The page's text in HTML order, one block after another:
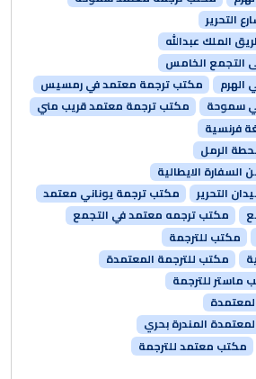
التحرير
الملك عبدالله
التجمع الخامس
مكتب ترجمة معتمد في رمسيس
سموحة
مكتب ترجمة معتمد قريب مني
فرنسية
الرمل
الايطالية
التحرير
مكتب ترجمة يوناني معتمد
مكتب ترجمه معتمد في التجمع
مكتب للترجمة
مكتب للترجمة المعتمدة
ماستر للترجمة
المندرة بحري
مكتب معتمد للترجمة